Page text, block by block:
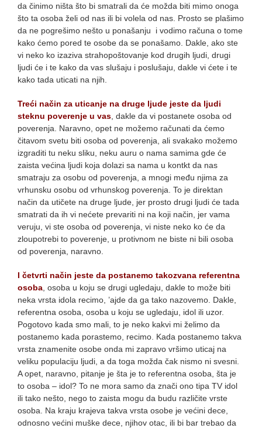
da činimo ništa što bi smatrali da će možda biti mimo onoga
što ta osoba želi od nas ili bi volela od nas. Prosto se plašimo
da ne pogrešimo nešto u ponašanju i vodimo računa o tome
kako ćemo pored te osobe da se ponašamo. Dakle, ako ste
vi neko ko izaziva strahopoštovanje kod drugih ljudi, drugi
ljudi će i te kako da vas slušaju i poslušaju, dakle vi ćete i te
kako tada uticati na njih.
Treći način za uticanje na druge ljude jeste da ljudi
steknu poverenje u vas , dakle da vi postanete osoba od
poverenja. Naravno, opet ne možemo računati da ćemo
čitavom svetu biti osoba od poverenja, ali svakako možemo
izgraditi tu neku sliku, neku auru o nama samima gde će
zaista većina ljudi koja dolazi sa nama u kontkt da nas
smatraju za osobu od poverenja, a mnogi među njima za
vrhunsku osobu od vrhunskog poverenja. To je direktan
način da utičete na druge ljude, jer prosto drugi ljudi će tada
smatrati da ih vi nećete prevariti ni na koji način, jer vama
veruju, vi ste osoba od poverenja, vi niste neko ko će da
zloupotrebi to poverenje, u protivnom ne biste ni bili osoba
od poverenja, naravno.
I četvrti način jeste da postanemo takozvana referentna
osoba , osoba u koju se drugi ugledaju, dakle to može biti
neka vrsta idola recimo, ’ajde da ga tako nazovemo. Dakle,
referentna osoba, osoba u koju se ugledaju, idol ili uzor.
Pogotovo kada smo mali, to je neko kakvi mi želimo da
postanemo kada porastemo, recimo. Kada postanemo takva
vrsta znamenite osobe onda mi zapravo vršimo uticaj na
veliku populaciju ljudi, a da toga možda čak nismo ni svesni.
A opet, naravno, pitanje je šta je to referentna osoba, šta je
to osoba – idol? To ne mora samo da znači ono tipa TV idol
ili tako nešto, nego to zaista mogu da budu različite vrste
osoba. Na kraju krajeva takva vrsta osobe je većini dece,
odnosno većini muške dece, njihov otac, ili bi bar trebao da